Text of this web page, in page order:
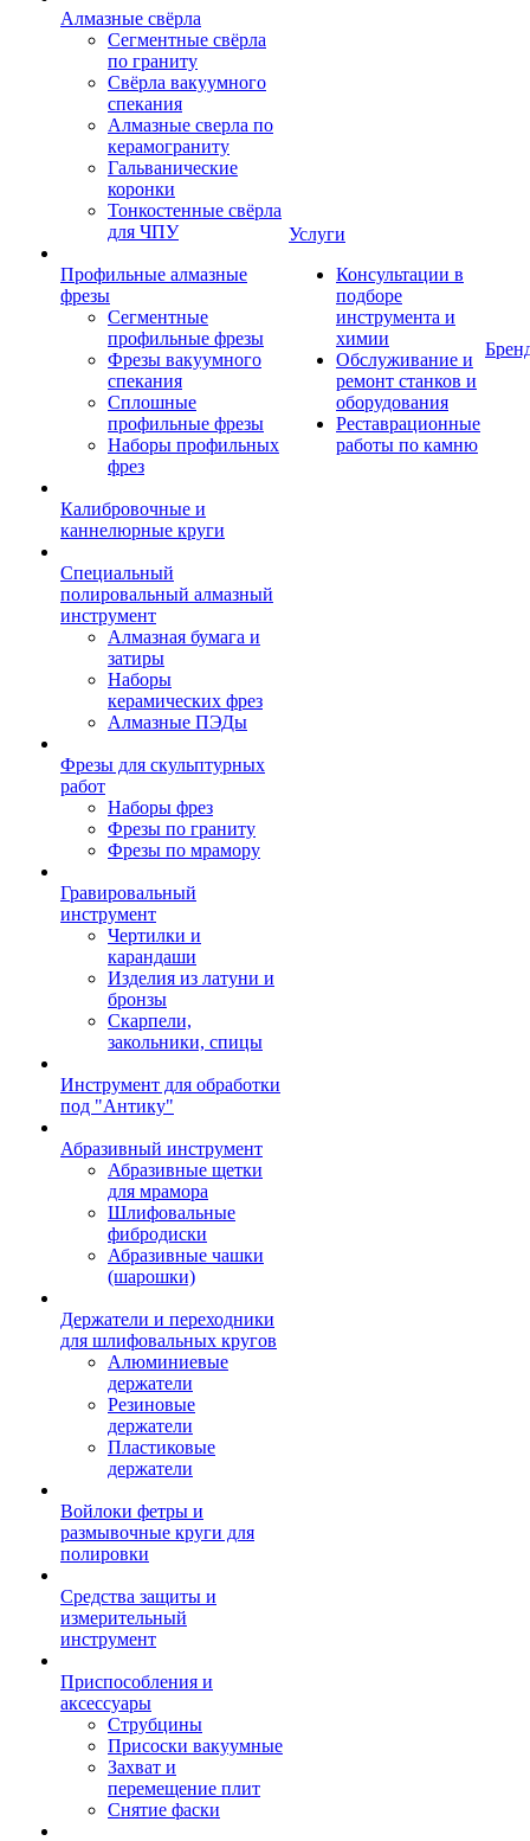
Алмазные свёрла
Сегментные свёрла
по граниту
Свёрла вакуумного
спекания
Алмазные сверла по
керамограниту
Гальванические
коронки
Тонкостенные свёрла
для ЧПУ
Профильные алмазные
фрезы
Сегментные
профильные фрезы
Фрезы вакуумного
спекания
Сплошные
профильные фрезы
Наборы профильных
фрез
Калибровочные и
каннелюрные круги
Специальный
полировальный алмазный
инструмент
Алмазная бумага и
затиры
Наборы
керамических фрез
Алмазные ПЭДы
Фрезы для скульптурных
работ
Наборы фрез
Фрезы по граниту
Фрезы по мрамору
Гравировальный
инструмент
Чертилки и
карандаши
Изделия из латуни и
бронзы
Скарпели,
закольники, спицы
Инструмент для обработки
под "Антику"
Абразивный инструмент
Абразивные щетки
для мрамора
Шлифовальные
фибродиски
Абразивные чашки
(шарошки)
Держатели и переходники
для шлифовальных кругов
Алюминиевые
держатели
Резиновые
держатели
Пластиковые
держатели
Войлоки фетры и
размывочные круги для
полировки
Средства защиты и
измерительный
инструмент
Приспособления и
аксессуары
Струбцины
Присоски вакуумные
Захват и
перемещение плит
Снятие фаски
Услуги
Консультации в
подборе
инструмента и
химии
Обслуживание и
ремонт станков и
оборудования
Реставрационные
работы по камню